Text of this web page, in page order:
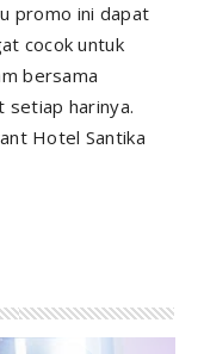
promo ini dapat
cocok untuk
bersama
setiap harinya.
Hotel Santika